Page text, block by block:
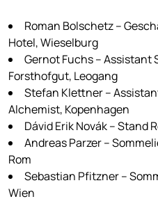
Roman Bolschetz –
Hotel, Wieselburg
Gernot Fuchs – Assistant
Forsthofgut, Leogang
Stefan Klettner –
Alchemist, Kopenhagen
Dávid Erik Novák – Stand
Andreas Parzer –
Rom
Sebastian Pfitzner –
Wien